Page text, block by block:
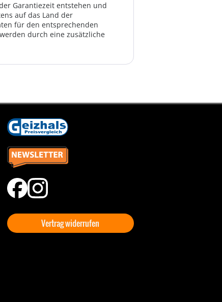
Garantiezeit entstehen und
auf das Land der
für den entsprechenden
durch eine zusätzliche
Vertrag widerrufen